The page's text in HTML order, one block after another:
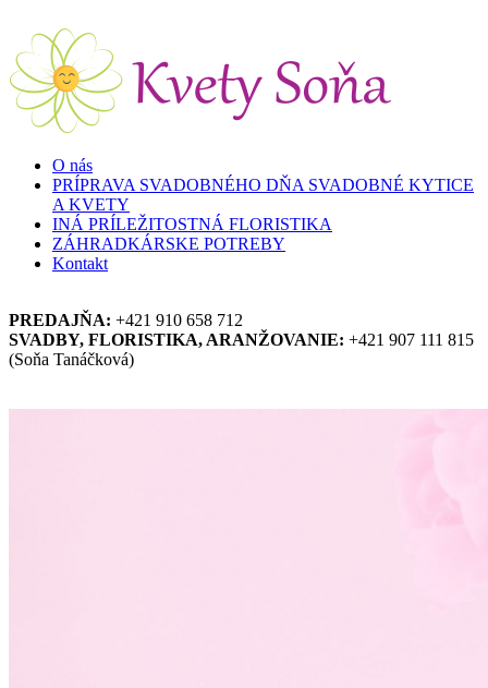
O nás
PRÍPRAVA SVADOBNÉHO DŇA SVADOBNÉ KYTICE
A KVETY
INÁ PRÍLEŽITOSTNÁ FLORISTIKA
ZÁHRADKÁRSKE POTREBY
Kontakt
PREDAJŇA: +421 910 658 712
SVADBY, FLORISTIKA, ARANŽOVANIE: +421 907 111 815
(Soňa Tanáčková)